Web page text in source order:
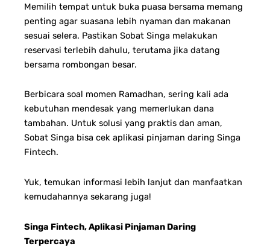
Memilih tempat untuk buka puasa bersama memang
penting agar suasana lebih nyaman dan makanan
sesuai selera. Pastikan Sobat Singa melakukan
reservasi terlebih dahulu, terutama jika datang
bersama rombongan besar.
Berbicara soal momen Ramadhan, sering kali ada
kebutuhan mendesak yang memerlukan dana
tambahan. Untuk solusi yang praktis dan aman,
Sobat Singa bisa cek aplikasi pinjaman daring Singa
Fintech.
Yuk, temukan informasi lebih lanjut dan manfaatkan
kemudahannya sekarang juga!
Singa Fintech, Aplikasi Pinjaman Daring
Terpercaya